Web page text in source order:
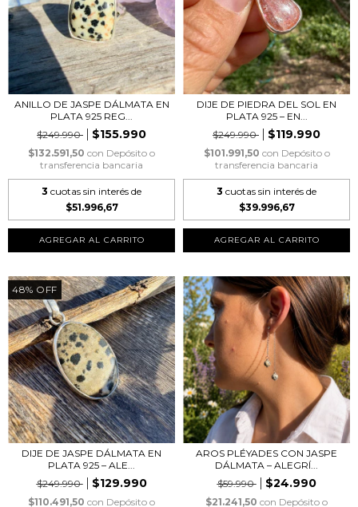
ANILLO DE JASPE DÁLMATA EN
PLATA 925 REG...
$249.990
$155.990
$132.591,50 con Depósito o
transferencia bancaria
3 cuotas sin interés de
$51.996,67
DIJE DE PIEDRA DEL SOL EN
PLATA 925 – EN...
$249.990
$119.990
$101.991,50 con Depósito o
transferencia bancaria
3 cuotas sin interés de
$39.996,67
48% OFF
DIJE DE JASPE DÁLMATA EN
PLATA 925 – ALE...
$249.990
$129.990
$110.491,50 con Depósito o
AROS PLÉYADES CON JASPE
DÁLMATA – ALEGRÍ...
$59.990
$24.990
$21.241,50 con Depósito o